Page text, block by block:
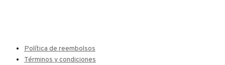
Política de reembolsos
Términos y condiciones